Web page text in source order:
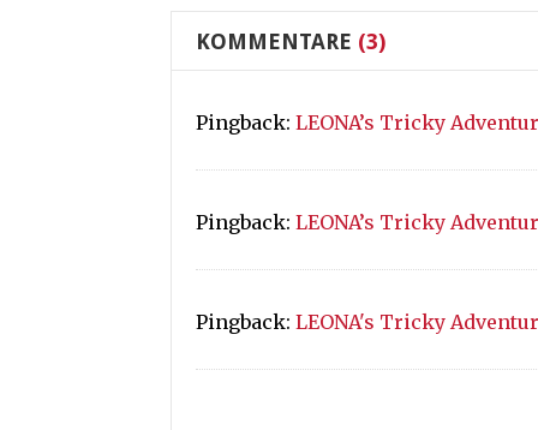
KOMMENTARE (3)
Pingback: LEONA’s Tricky
Pingback: LEONA’s Tricky
Pingback: LEONA's Tricky